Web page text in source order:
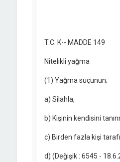
T.C. K-- MADDE 149
Nitelikli yağma
(1) Yağma suçunun;
a) Silahla,
b) Kişinin kendisini
c) Birden fazla kişi
d) (Değişik : 6545 -